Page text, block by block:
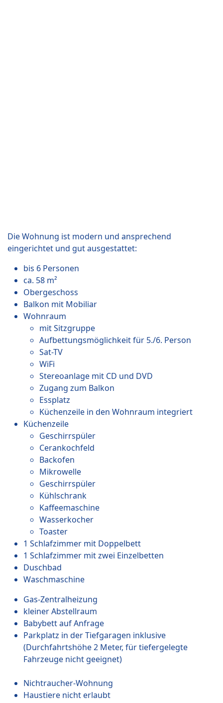
Die Wohnung ist modern und ansprechend
eingerichtet und gut ausgestattet:
bis 6 Personen
ca. 58 m²
Obergeschoss
Balkon mit Mobiliar
Wohnraum
mit Sitzgruppe
Aufbettungsmöglichkeit für 5./6. Person
Sat-TV
WiFi
Stereoanlage mit CD und DVD
Zugang zum Balkon
Essplatz
Küchenzeile in den Wohnraum integriert
Küchenzeile
Geschirrspüler
Cerankochfeld
Backofen
Mikrowelle
Geschirrspüler
Kühlschrank
Kaffeemaschine
Wasserkocher
Toaster
1 Schlafzimmer mit Doppelbett
1 Schlafzimmer mit zwei Einzelbetten
Duschbad
Waschmaschine
Gas-Zentralheizung
kleiner Abstellraum
Babybett auf Anfrage
Parkplatz in der Tiefgaragen inklusive
(Durchfahrtshöhe 2 Meter, für tiefergelegte
Fahrzeuge nicht geeignet)
Nichtraucher-Wohnung
Haustiere nicht erlaubt